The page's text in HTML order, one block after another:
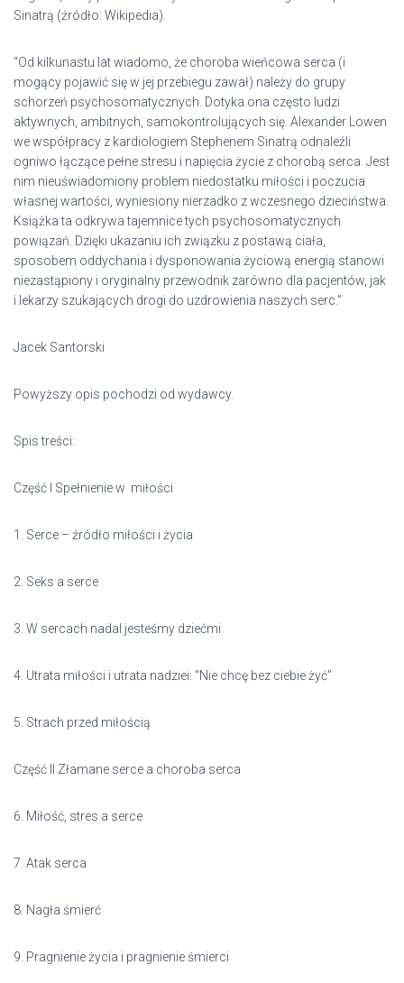
Sinatrą (źródło: Wikipedia).
“Od kilkunastu lat wiadomo, że choroba wieńcowa serca (i
mogący pojawić się w jej przebiegu zawał) należy do grupy
schorzeń psychosomatycznych. Dotyka ona często ludzi
aktywnych, ambitnych, samokontrolujących się. Alexander Lowen
we współpracy z kardiologiem Stephenem Sinatrą odnaleźli
ogniwo łączące pełne stresu i napięcia życie z chorobą serca. Jest
nim nieuświadomiony problem niedostatku miłości i poczucia
własnej wartości, wyniesiony nierzadko z wczesnego dzieciństwa.
Książka ta odkrywa tajemnice tych psychosomatycznych
powiązań. Dzięki ukazaniu ich związku z postawą ciała,
sposobem oddychania i dysponowania życiową energią stanowi
niezastąpiony i oryginalny przewodnik zarówno dla pacjentów, jak
i lekarzy szukających drogi do uzdrowienia naszych serc.”
Jacek Santorski
Powyższy opis pochodzi od wydawcy.
Spis treści:
Część I Spełnienie w miłości
1. Serce – źródło miłości i życia
2. Seks a serce
3. W sercach nadal jesteśmy dziećmi
4. Utrata miłości i utrata nadziei: “Nie chcę bez ciebie żyć”
5. Strach przed miłością
Część II Złamane serce a choroba serca
6. Miłość, stres a serce
7. Atak serca
8. Nagła śmierć
9. Pragnienie życia i pragnienie śmierci